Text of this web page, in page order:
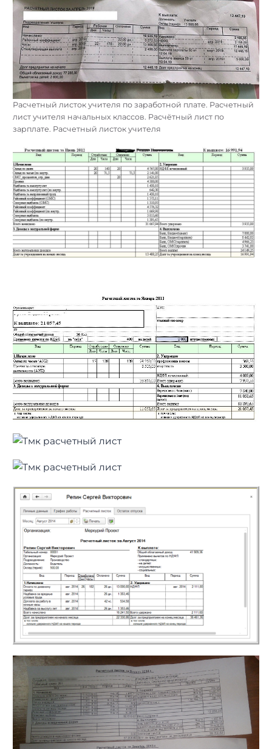
Расчетный листок учителя по заработной плате. Расчетный
лист учителя начальных классов. Расчётный лист по
зарплате. Расчетный листок учителя